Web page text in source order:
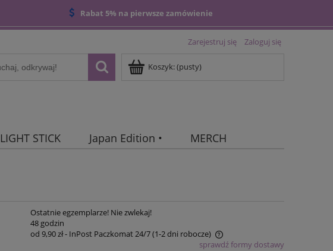
Rabat 5% na pierwsze zamówienie
Zarejestruj się Zaloguj się
Koszyk:(pusty)
LIGHT STICK Japan Edition •
MERCH
Ostatnie egzemplarze! Nie zwlekaj!
48 godzin
od 9,90 zł- InPost Paczkomat 24/7 (1-2 dni robocze)
sprawdź formy dostawy